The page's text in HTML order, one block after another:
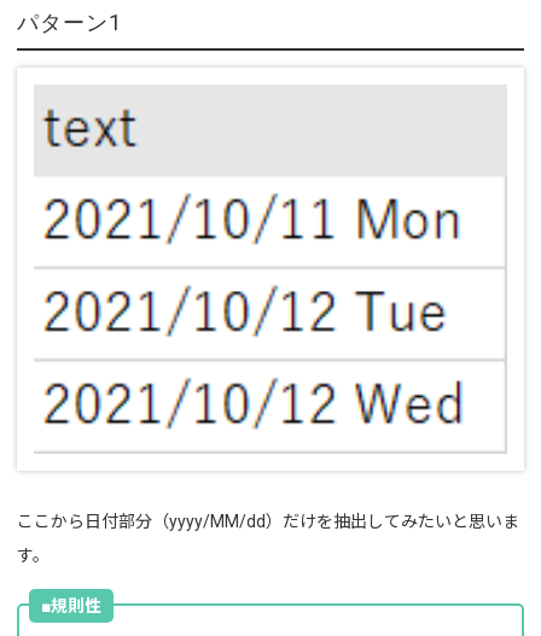
パターン1
ここから日付部分（yyyy/MM/dd）だけを抽出してみたいと思いま
す。
■規則性